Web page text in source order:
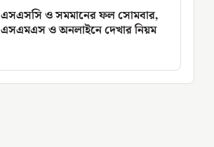
এসএসসি ও সমমানের ফল সোমবার,
এসএমএস ও অনলাইনে দেখার নিয়ম